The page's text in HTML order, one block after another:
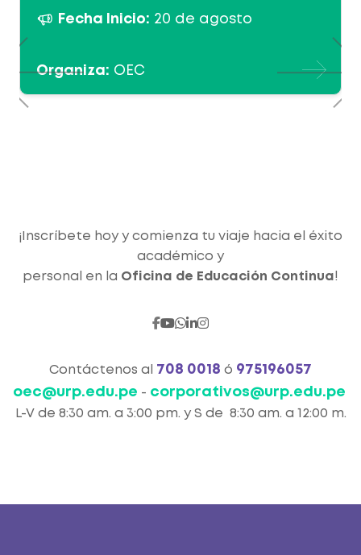
Fecha Inicio: 20 de agosto
Organiza: OEC
¡Inscríbete hoy y comienza tu viaje hacia el éxito
académico y
personal en la Oficina de Educación Continua!
Contáctenos al 708 0018 ó 975196057
oec@urp.edu.pe - corporativos@urp.edu.pe
L-V de 8:30 am. a 3:00 pm. y S de 8:30 am. a 12:00 m.